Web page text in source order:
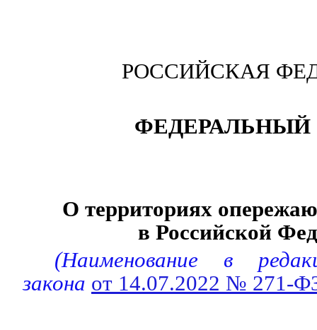
РОССИЙСКАЯ
ФЕДЕРАЛЬНЫЙ
О территориях
в Российской
(Наименование в
закона от 14.07.2022 № 271-